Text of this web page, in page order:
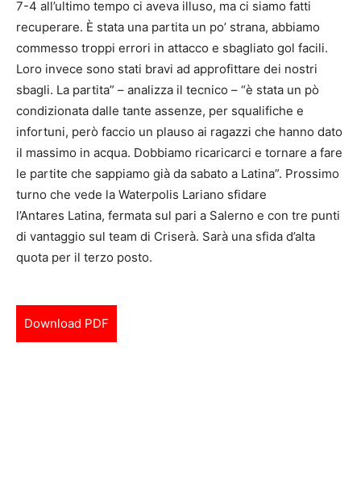
7-4 all’ultimo tempo ci aveva illuso, ma ci siamo fatti
recuperare. È stata una partita un po’ strana, abbiamo
commesso troppi errori in attacco e sbagliato gol facili.
Loro invece sono stati bravi ad approfittare dei nostri
sbagli. La partita” – analizza il tecnico – “è stata un pò
condizionata dalle tante assenze, per squalifiche e
infortuni, però faccio un plauso ai ragazzi che hanno dato
il massimo in acqua. Dobbiamo ricaricarci e tornare a fare
le partite che sappiamo già da sabato a Latina”. Prossimo
turno che vede la Waterpolis Lariano sfidare
l’Antares Latina, fermata sul pari a Salerno e con tre punti
di vantaggio sul team di Criserà. Sarà una sfida d’alta
quota per il terzo posto.
Download PDF